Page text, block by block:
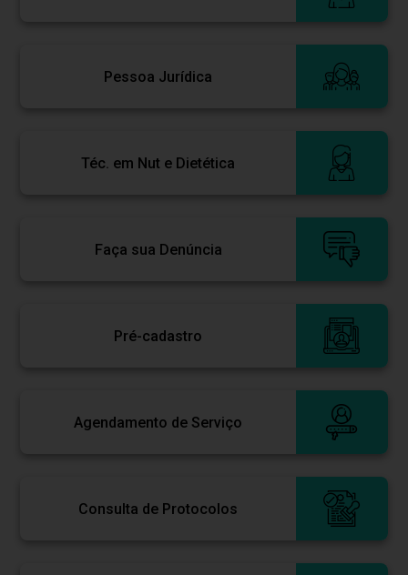
Pessoa Jurídica
Téc. em Nut e Dietética
Faça sua Denúncia
Pré-cadastro
Agendamento de Serviço
Consulta de Protocolos